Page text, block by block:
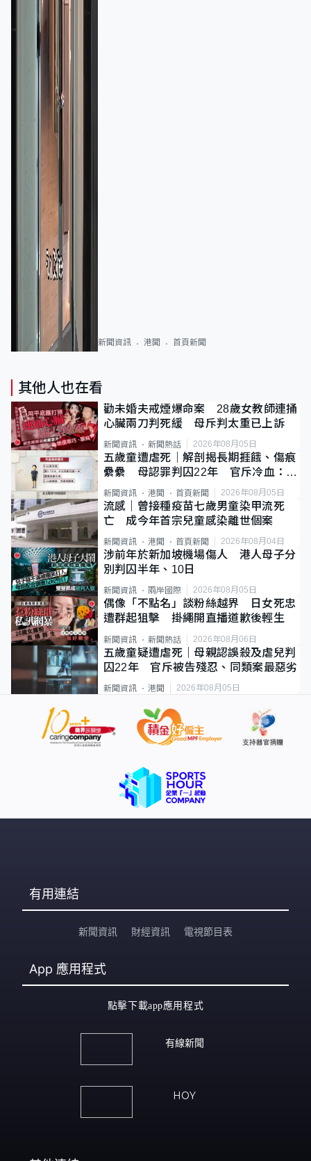
新聞資訊 港聞 首頁新聞
其他人也在看
勸未婚夫戒煙爆命案 28歲女教師連捅
心臟兩刀判死緩 母斥判太重已上訴
新聞資訊 新聞熱話 2026年08月05日
五歲童遭虐死｜解剖揭長期捱餓、傷痕
纍纍 母認罪判囚22年 官斥冷血：同
類案最惡劣
新聞資訊 港聞 首頁新聞 2026年08月05日
流感｜曾接種疫苗七歲男童染甲流死
亡 成今年首宗兒童感染離世個案
新聞資訊 港聞 首頁新聞 2026年08月04日
涉前年於新加坡機場傷人 港人母子分
別判囚半年、10日
新聞資訊 兩岸國際 2026年08月05日
偶像「不點名」談粉絲越界 日女死忠
遭群起狙擊 掛繩開直播道歉後輕生
新聞資訊 新聞熱話 2026年08月06日
五歲童疑遭虐死｜母親認誤殺及虐兒判
囚22年 官斥被告殘忍、同類案最惡劣
新聞資訊 港聞 2026年08月05日
有用連結
新聞資訊 財經資訊 電視節目表
App 應用程式
點擊下載app應用程式
有線新聞
HOY